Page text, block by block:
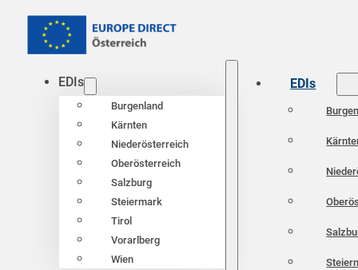
EDIs
Burgenland
Kärnten
Niederösterreich
Oberösterreich
Salzburg
Steiermark
Tirol
Vorarlberg
Wien
EDIs